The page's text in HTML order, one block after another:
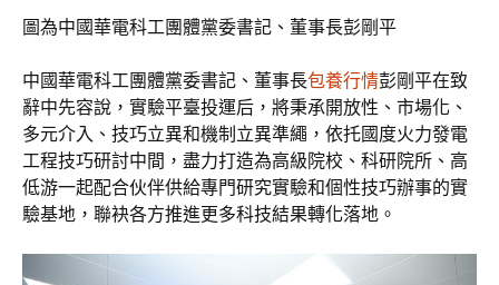
圖為中國華電科工團體黨委書記、董事長彭剛平
中國華電科工團體黨委書記、董事長包養行情彭剛平在致
辭中先容說，實驗平臺投運后，將秉承開放性、市場化、
多元介入、技巧立異和機制立異準繩，依托國度火力發電
工程技巧研討中間，盡力打造為高級院校、科研院所、高
低游一起配合伙伴供給專門研究實驗和個性技巧辦事的實
驗基地，聯袂各方推進更多科技結果轉化落地。